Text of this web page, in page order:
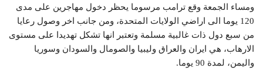
ومساء الجمعة وقع ترامب مرسوما يحظر دخول مهاجرين على مدى
120 يوما الى اراضي الولايات المتحدة، ومن جانب اخر وصول رعايا
من سبع دول ذات غالبية مسلمة وتعتبر انها تشكل تهديدا على مستوى
الارهاب، هي ايران والعراق وليبيا والصومال والسودان وسوريا
واليمن، لمدة 90 يوما.